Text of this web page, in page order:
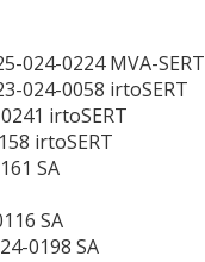
024-0224 MVA-SERT
024-0058 irtoSERT
irtoSERT
irtoSERT
SA
SA
0198 SA